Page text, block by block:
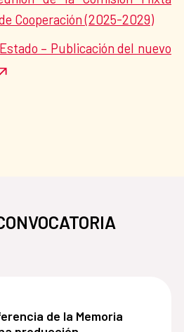
Cooperación (2025-2029)
– Publicación del nuevo
de la Memoria
de la Memoria